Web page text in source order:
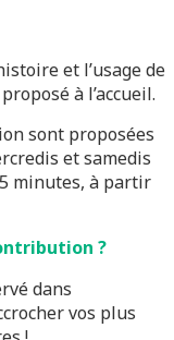
et l’usage de
à l’accueil.
sont proposées
et samedis
minutes, à partir
?
dans
vos plus